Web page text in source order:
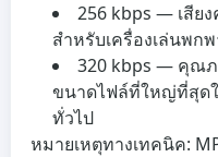
256 kbps — เสีย
สำหรับเครื่องเล่นพก
320 kbps — คุณภ
ขนาดไฟล์ที่ใหญ่ที่สุด
ทั่วไป
หมายเหตุทางเทคนิค: